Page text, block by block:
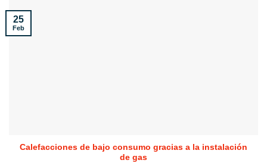
Calefacciones de bajo consumo gracias a la instalación
de gas
25
Feb